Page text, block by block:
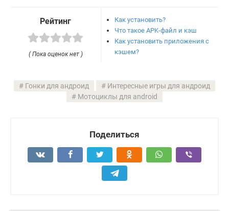
Рейтинг
( Пока оценок нет )
Как установить?
Что такое APK-файл и кэш
Как установить приложения с
кэшем?
Гонки для андроид
Интересные игры для андроид
Мотоциклы для android
Поделиться